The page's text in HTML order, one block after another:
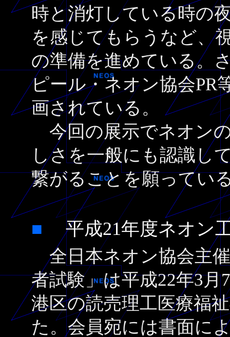
時と消灯している時の
を感じてもらうなど、
の準備を進めている。
ピール・ネオン協会PR
画されている。
今回の展示でネオン
しさを一般にも認識し
繋がることを願ってい
■ 平成21年度ネオ
全日本ネオン協会主
者試験」は平成22年3月
港区の読売理工医療福
た。会員宛には書面に